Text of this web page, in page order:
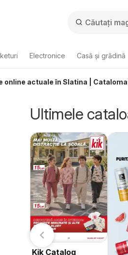
Electronice Casă și grădină
online actuale în Slatina |
Ultimele
Kik Catalog